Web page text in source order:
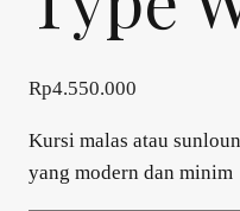
Rp4.550.000
Kursi malas atau
yang modern dan minim